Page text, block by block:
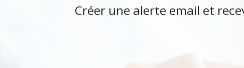
Créer une alerte email et